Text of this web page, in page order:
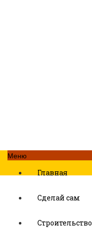
Меню
Главная
Сделай сам
Строительство